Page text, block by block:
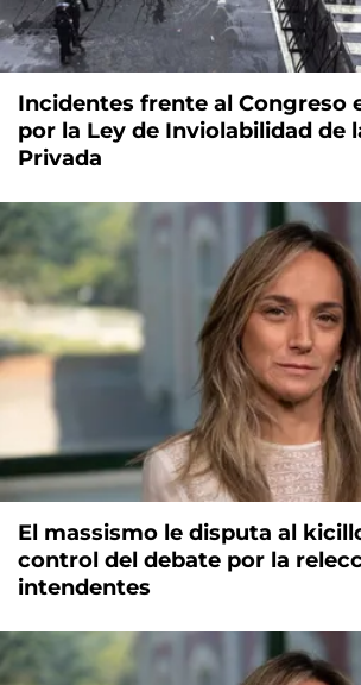
Incidentes frente al Congreso
por la Ley de Inviolabilidad de
Privada
El massismo le disputa al
control del debate por la
intendentes